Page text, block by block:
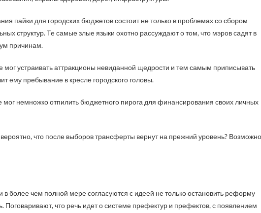
пайки для городских бюджетов состоит не только в проблемах со сбором
структур. Те самые злые языки охотно рассуждают о том, что мэров садят в
причинам.
мог устраивать аттракционы невиданной щедрости и тем самым приписывать
ему пребывание в кресле городского головы.
мог немножко отпилить бюджетного пирога для финансирования своих личных
что после выборов трансферты вернут на прежний уровень?
в более чем полной мере согласуются с идеей не только остановить реформу
Поговаривают, что речь идет о системе префектур и префектов, с появлением